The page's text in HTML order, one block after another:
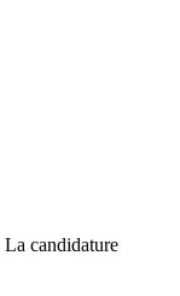
La candidature